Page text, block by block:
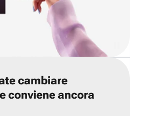
cambiare
conviene ancora